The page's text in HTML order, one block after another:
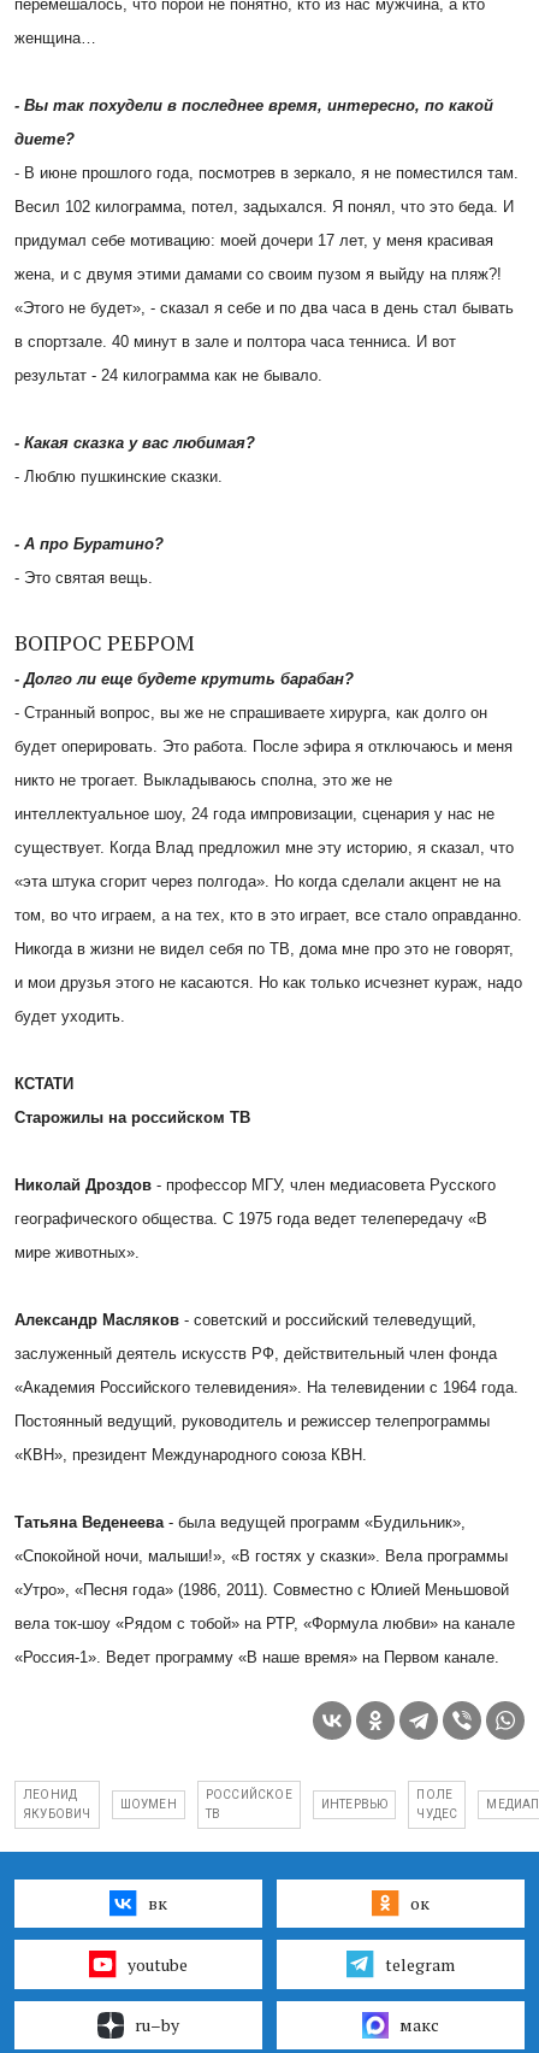
перемешалось, что порой не понятно, кто из нас мужчина, а кто
женщина…
- Вы так похудели в последнее время, интересно, по какой
диете?
- В июне прошлого года, посмотрев в зеркало, я не поместился там.
Весил 102 килограмма, потел, задыхался. Я понял, что это беда. И
придумал себе мотивацию: моей дочери 17 лет, у меня красивая
жена, и с двумя этими дамами со своим пузом я выйду на пляж?!
«Этого не будет», - сказал я себе и по два часа в день стал бывать
в спортзале. 40 минут в зале и полтора часа тенниса. И вот
результат - 24 килограмма как не бывало.
- Какая сказка у вас любимая?
- Люблю пушкинские сказки.
- А про Буратино?
- Это святая вещь.
ВОПРОС РЕБРОМ
- Долго ли еще будете крутить барабан?
- Странный вопрос, вы же не спрашиваете хирурга, как долго он
будет оперировать. Это работа. После эфира я отключаюсь и меня
никто не трогает. Выкладываюсь сполна, это же не
интеллектуальное шоу, 24 года импровизации, сценария у нас не
существует. Когда Влад предложил мне эту историю, я сказал, что
«эта штука сгорит через полгода». Но когда сделали акцент не на
том, во что играем, а на тех, кто в это играет, все стало оправданно.
Никогда в жизни не видел себя по ТВ, дома мне про это не говорят,
и мои друзья этого не касаются. Но как только исчезнет кураж, надо
будет уходить.
КСТАТИ
Старожилы на российском ТВ
Николай Дроздов - профессор МГУ, член медиасовета Русского
географического общества. С 1975 года ведет телепередачу «В
мире животных».
Александр Масляков - советский и российский телеведущий,
заслуженный деятель искусств РФ, действительный член фонда
«Академия Российского телевидения». На телевидении с 1964 года.
Постоянный ведущий, руководитель и режиссер телепрограммы
«КВН», президент Международного союза КВН.
Татьяна Веденеева- была ведущей программ «Будильник»,
«Спокойной ночи, малыши!», «В гостях у сказки». Вела программы
«Утро», «Песня года» (1986, 2011). Совместно с Юлией Меньшовой
вела ток-шоу «Рядом с тобой» на РТР, «Формула любви» на канале
«Россия-1». Ведет программу «В наше время» на Первом канале.
ЛЕОНИД
ЯКУБОВИЧ
ШОУМЕН
РОССИЙСКОЕ
ТВ
ИНТЕРВЬЮ
ПОЛЕ
ЧУДЕС
вк ок
youtube telegram
ru–by макс